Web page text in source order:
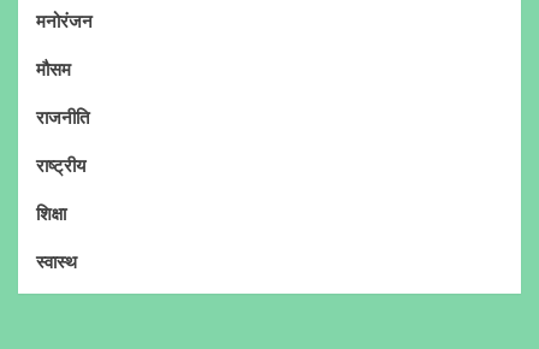
मनोरंजन
मौसम
राजनीति
राष्ट्रीय
शिक्षा
स्वास्थ